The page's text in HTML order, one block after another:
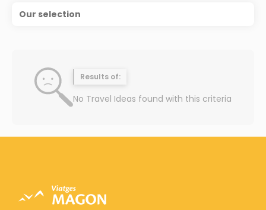
Our selection
Results of:
No Travel Ideas found with this criteria